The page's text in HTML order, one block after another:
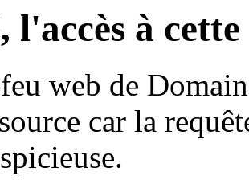
l'accès à
web de
car la